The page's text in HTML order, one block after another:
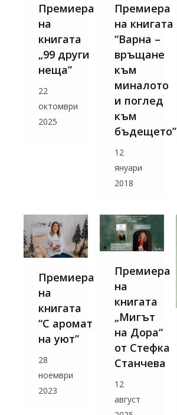
Премиера
на
книгата
„99 други
неща”
22
октомври
2025
Премиера
на книгата
“Варна –
връщане
към
миналото
и поглед
към
бъдещето”
12
януари
2018
Премиера
на
книгата
“С аромат
на уют”
28
ноември
2023
Премиера
на
книгата
„Мигът
на Дора“
от Стефка
Станчева
12
август